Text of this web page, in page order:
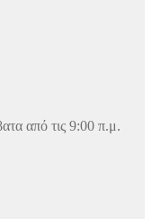
από τις 9:00 π.μ.